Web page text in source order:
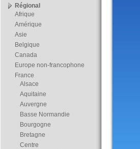
Régional
Afrique
Amérique
Asie
Belgique
Canada
Europe non-francophone
France
Alsace
Aquitaine
Auvergne
Basse Normandie
Bourgogne
Bretagne
Centre